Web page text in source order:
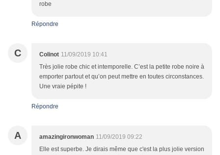
robe
Répondre
C Colinot 11/09/2019 10:41
Très jolie robe chic et intemporelle. C’est la petite robe noire à
emporter partout et qu’on peut mettre en toutes circonstances.
Une vraie pépite !
Répondre
A amazingironwoman 11/09/2019 09:22
Elle est superbe. Je dirais même que c'est la plus jolie version